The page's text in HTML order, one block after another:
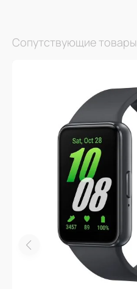
Сопутствующие товары